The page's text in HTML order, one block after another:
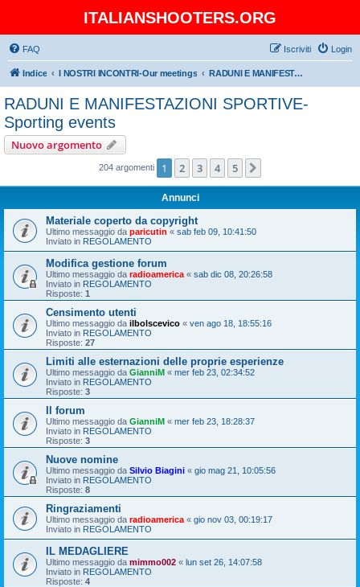
ITALIANSHOOTERS.ORG
FAQ Login
Iscriviti
Indice I NOSTRI INCONTRI-Our meetings RADUNI E MANIFESTAZIONI SPORTIVE-Sporting events
RADUNI E MANIFESTAZIONI SPORTIVE-
Sporting events
Nuovo argomento
204 argomenti 1 2 3 4 5
Annunci
Materiale coperto da copyright
Ultimo messaggio da paricutin « sab feb 09, 10:41:50
Inviato in REGOLAMENTO
Modifica gestione forum
Ultimo messaggio da radioamerica « sab dic 08, 20:26:58
Inviato in REGOLAMENTO
Risposte: 1
Censimento utenti
Ultimo messaggio da ilbolscevico « ven ago 18, 18:55:16
Inviato in REGOLAMENTO
Risposte: 27
Limiti alle esternazioni delle proprie esperienze
Ultimo messaggio da GianniM « mer feb 23, 02:34:52
Inviato in REGOLAMENTO
Risposte: 3
Il forum
Ultimo messaggio da GianniM « mer feb 23, 18:28:37
Inviato in REGOLAMENTO
Risposte: 3
Nuove nomine
Ultimo messaggio da Silvio Biagini « gio mag 21, 10:05:56
Inviato in REGOLAMENTO
Risposte: 8
Ringraziamenti
Ultimo messaggio da radioamerica « gio nov 03, 00:19:17
Inviato in REGOLAMENTO
IL MEDAGLIERE
Ultimo messaggio da mimmo002 « lun set 26, 14:07:58
Inviato in REGOLAMENTO
Risposte: 4